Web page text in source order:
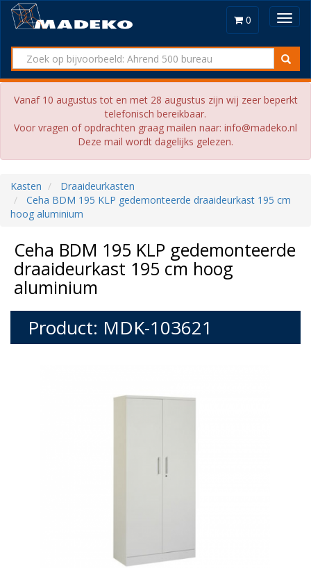
0
Vanaf 10 augustus tot en met 28 augustus zijn wij zeer beperkt
telefonisch bereikbaar.
Voor vragen of opdrachten graag mailen naar: info@madeko.nl
Deze mail wordt dagelijks gelezen.
Kasten
Draaideurkasten
Ceha BDM 195 KLP gedemonteerde draaideurkast 195 cm
hoog aluminium
Ceha BDM 195 KLP gedemonteerde
draaideurkast 195 cm hoog
aluminium
Product: MDK-103621